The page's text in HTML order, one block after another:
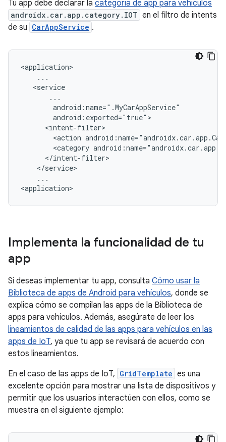
Tu app debe declarar la categoría de app para vehículos
androidx.car.app.category.IOT en el filtro de intents
de su CarAppService .
<action
<category
...
Implementa la funcionalidad de tu
app
Si deseas implementar tu app, consulta Cómo usar la
Biblioteca de apps de Android para vehículos, donde se
explica cómo se compilan las apps de la Biblioteca de
apps para vehículos. Además, asegúrate de leer los
lineamientos de calidad de las apps para vehículos en las
apps de IoT, ya que tu app se revisará de acuerdo con
estos lineamientos.
En el caso de las apps de IoT, GridTemplate es una
excelente opción para mostrar una lista de dispositivos y
permitir que los usuarios interactúen con ellos, como se
muestra en el siguiente ejemplo: